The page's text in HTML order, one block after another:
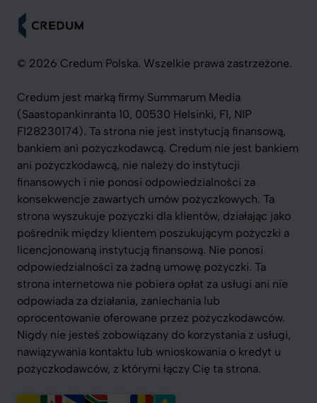
© 2026 Credum Polska. Wszelkie prawa zastrzeżone.
Credum jest marką firmy Summarum Media
(Saastopankinranta 10, 00530 Helsinki, FI, NIP
FI28230174). Ta strona nie jest instytucją finansową,
bankiem ani pożyczkodawcą. Credum nie jest bankiem
ani pożyczkodawcą, nie należy do instytucji
finansowych i nie ponosi odpowiedzialności za
konsekwencje zawartych umów pożyczkowych. Ta
strona wyszukuje pożyczki dla klientów, działając jako
pośrednik między klientem poszukującym pożyczki a
licencjonowaną instytucją finansową. Nie ponosi
odpowiedzialności za żadną umowę pożyczki. Ta
strona internetowa nie pobiera opłat za usługi ani nie
odpowiada za działania, zaniechania lub
oprocentowanie oferowane przez pożyczkodawców.
Nigdy nie jesteś zobowiązany do korzystania z usługi,
nawiązywania kontaktu lub wnioskowania o kredyt u
pożyczkodawców, z którymi łączy Cię ta strona.